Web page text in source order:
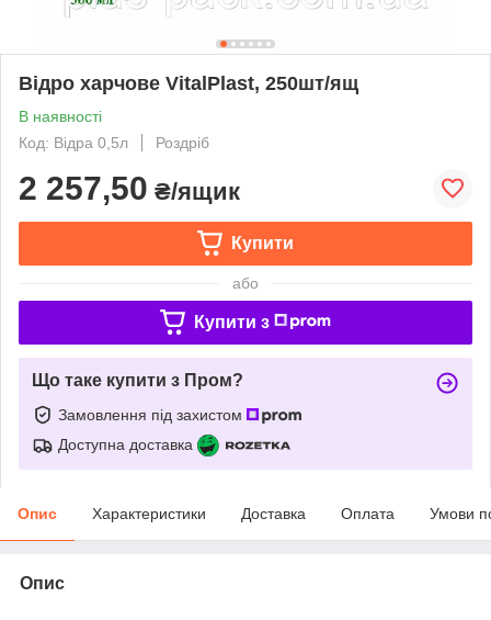
Відро харчове VitalPlast, 250шт/ящ
В наявності
Код: Відра 0,5л
Роздріб
2 257,50 ₴/ящик
Купити
або
Купити з
Що таке купити з Пром?
Замовлення під захистом
Доступна доставка
Опис Характеристики Доставка Оплата Умови
Опис